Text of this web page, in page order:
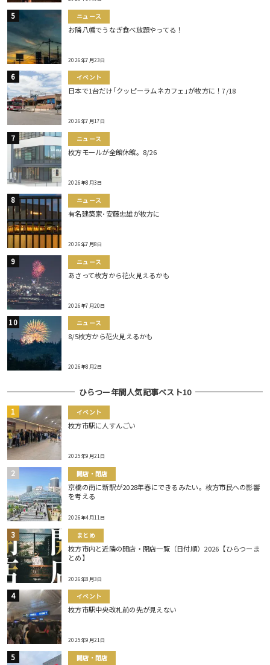
ニュース
お隣八幡でうなぎ食べ放題やってる！
2026年7月23日
イベント
日本で1台だけ｢クッピーラムネカフェ｣が枚方に！7/18
2026年7月17日
ニュース
枚方モールが全館休館。8/26
2026年8月3日
ニュース
有名建築家･安藤忠雄が枚方に
2026年7月8日
ニュース
あさって枚方から花火見えるかも
2026年7月20日
ニュース
8/5枚方から花火見えるかも
2026年8月2日
ひらつー年間人気記事ベスト10
イベント
枚方市駅に人すんごい
2025年9月21日
開店・閉店
京橋の南に新駅が2028年春にできるみたい。枚方市民への影響
を考える
2026年4月11日
まとめ
枚方市内と近隣の開店・閉店一覧（日付順）2026【ひらつーま
とめ】
2026年8月3日
イベント
枚方市駅中央改札前の先が見えない
2025年9月21日
開店・閉店